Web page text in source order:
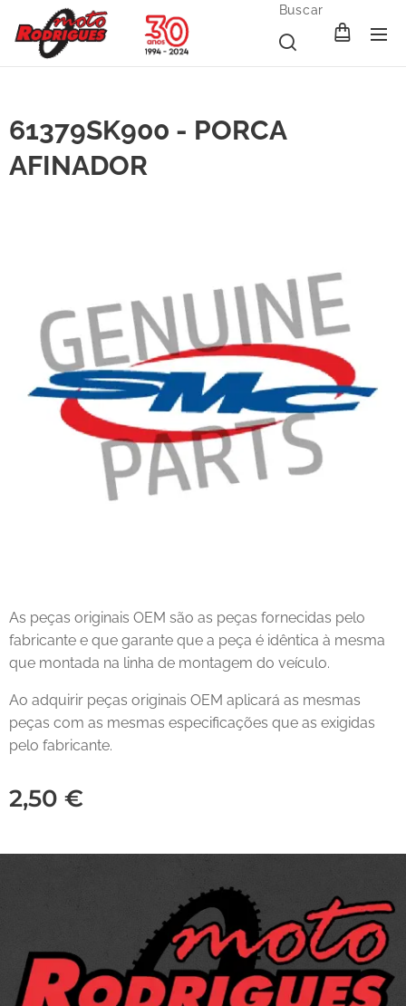
Buscar
61379SK900 - PORCA
AFINADOR
As peças originais OEM são as peças fornecidas pelo
fabricante e que garante que a peça é idêntica à mesma
que montada na linha de montagem do veículo.
Ao adquirir peças originais OEM aplicará as mesmas
peças com as mesmas especificações que as exigidas
pelo fabricante.
2,50 €